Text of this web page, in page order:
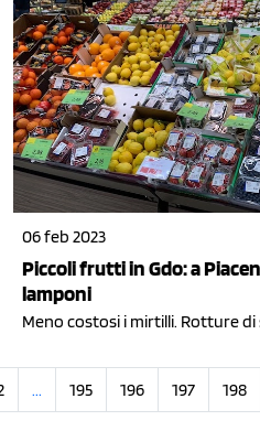
06 feb 2023
Piccoli frutti in Gdo: a
lamponi
Meno costosi i mirtilli. Rotture
... 195 196 197 198